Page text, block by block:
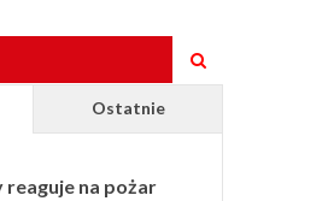
Ostatnie
reaguje na pożar